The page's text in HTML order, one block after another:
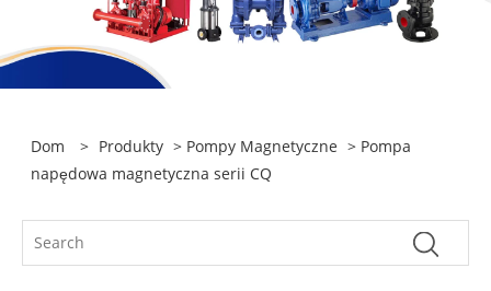
Dom > Produkty > Pompy Magnetyczne > Pompa
napędowa magnetyczna serii CQ